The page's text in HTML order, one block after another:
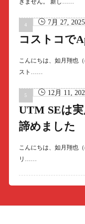
きません。 新し……
7月 27, 2025
コストコで
こんにちは、如月翔也
スト……
12月 11,
UTM SEは
諦めました
こんにちは、如月翔也
リ……